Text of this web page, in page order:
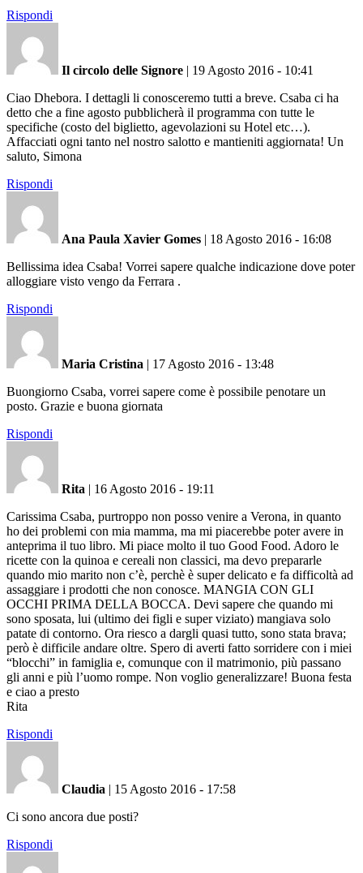
Rispondi
Il circolo delle Signore | 19 Agosto 2016 - 10:41
Ciao Dhebora. I dettagli li conosceremo tutti a breve. Csaba ci ha
detto che a fine agosto pubblicherà il programma con tutte le
specifiche (costo del biglietto, agevolazioni su Hotel etc…).
Affacciati ogni tanto nel nostro salotto e mantieniti aggiornata! Un
saluto, Simona
Rispondi
Ana Paula Xavier Gomes | 18 Agosto 2016 - 16:08
Bellissima idea Csaba! Vorrei sapere qualche indicazione dove poter
alloggiare visto vengo da Ferrara .
Rispondi
Maria Cristina | 17 Agosto 2016 - 13:48
Buongiorno Csaba, vorrei sapere come è possibile penotare un
posto. Grazie e buona giornata
Rispondi
Rita | 16 Agosto 2016 - 19:11
Carissima Csaba, purtroppo non posso venire a Verona, in quanto
ho dei problemi con mia mamma, ma mi piacerebbe poter avere in
anteprima il tuo libro. Mi piace molto il tuo Good Food. Adoro le
ricette con la quinoa e cereali non classici, ma devo prepararle
quando mio marito non c’è, perchè è super delicato e fa difficoltà ad
assaggiare i prodotti che non conosce. MANGIA CON GLI
OCCHI PRIMA DELLA BOCCA. Devi sapere che quando mi
sono sposata, lui (ultimo dei figli e super viziato) mangiava solo
patate di contorno. Ora riesco a dargli quasi tutto, sono stata brava;
però è difficile andare oltre. Spero di averti fatto sorridere con i miei
“blocchi” in famiglia e, comunque con il matrimonio, più passano
gli anni e più l’uomo rompe. Non voglio generalizzare! Buona festa
e ciao a presto
Rita
Rispondi
Claudia | 15 Agosto 2016 - 17:58
Ci sono ancora due posti?
Rispondi